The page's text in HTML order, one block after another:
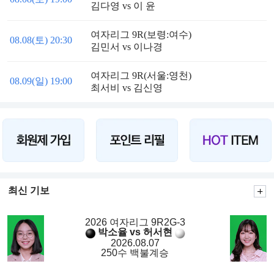
김다영 vs 이 윤
08.08(토) 20:30
여자리그 9R(보령:여수)
김민서 vs 이나경
08.09(일) 19:00
여자리그 9R(서울:영천)
최서비 vs 김신영
최신 기보
2026 여자리그 9R2G-3
박소율 vs 허서현
2026.08.07
250수 백불계승